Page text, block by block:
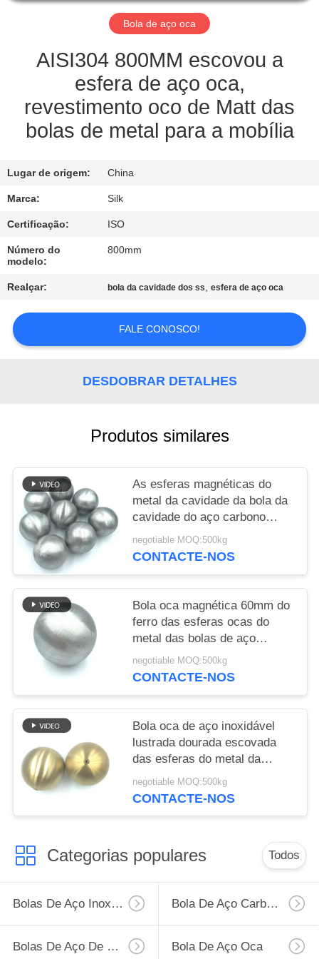
CONTROLE
QUALIDADE
CONTACTE-
NOS
NOTÍCIA
PEÇA
UMAS
MAPA
POLICY
Bola de aço oca
AISI304 800MM escovou a
esfera de aço oca,
revestimento oco de Matt das
bolas de metal para a mobília
Lugar de origem: China
Marca: Silk
Certificação: ISO
Número do
modelo:
800mm
Realçar: bola da cavidade dos ss ,esfera de aço oca
FALE CONOSCO!
DESDOBRAR DETALHES
Produtos similares
As esferas magnéticas do
metal da cavidade da bola da
cavidade do aço carbono
lustraram a bola de aço oca
negotiable MOQ:500kg
CONTACTE-NOS
Bola oca magnética 60mm do
ferro das esferas ocas do
metal das bolas de aço
carbono
negotiable MOQ:500kg
CONTACTE-NOS
Bola oca de aço inoxidável
lustrada dourada escovada
das esferas do metal da
cavidade da linha fina com
porca
negotiable MOQ:500kg
CONTACTE-NOS
Categorias populares Todos
Bolas De Aço Inoxidável Bola De Aço Carbono
Bolas De Aço De Cromo Bola De Aço Oca